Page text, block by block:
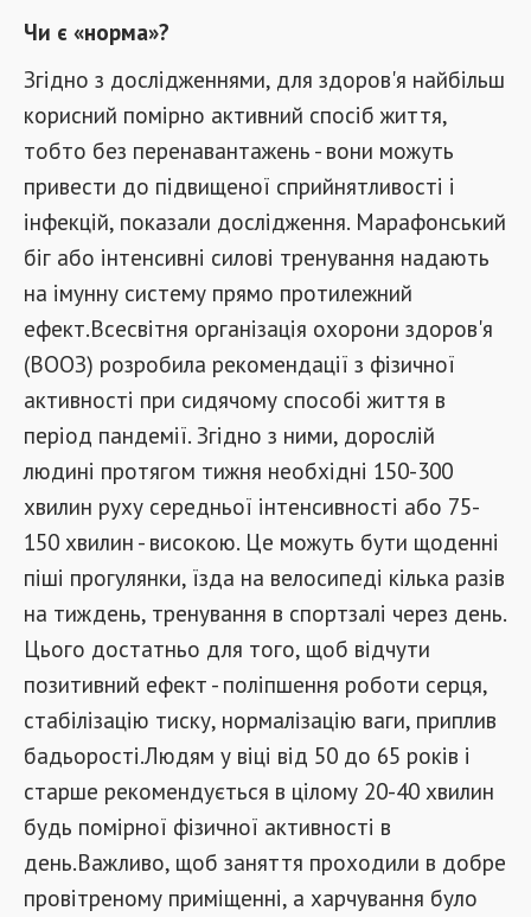
Чи є «норма»?
Згідно з дослідженнями, для здоров'я найбільш
корисний помірно активний спосіб життя,
тобто без перенавантажень - вони можуть
привести до підвищеної сприйнятливості і
інфекцій, показали дослідження. Марафонський
біг або інтенсивні силові тренування надають
на імунну систему прямо протилежний
ефект.Всесвітня організація охорони здоров'я
(ВООЗ) розробила рекомендації з фізичної
активності при сидячому способі життя в
період пандемії. Згідно з ними, дорослій
людині протягом тижня необхідні 150-300
хвилин руху середньої інтенсивності або 75-
150 хвилин - високою. Це можуть бути щоденні
піші прогулянки, їзда на велосипеді кілька разів
на тиждень, тренування в спортзалі через день.
Цього достатньо для того, щоб відчути
позитивний ефект - поліпшення роботи серця,
стабілізацію тиску, нормалізацію ваги, приплив
бадьорості.Людям у віці від 50 до 65 років і
старше рекомендується в цілому 20-40 хвилин
будь помірної фізичної активності в
день.Важливо, щоб заняття проходили в добре
провітреному приміщенні, а харчування було